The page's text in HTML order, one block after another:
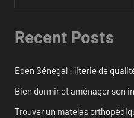
Recent Posts
Eden Sénégal : literie de
Bien dormir et aménager son
Trouver un matelas